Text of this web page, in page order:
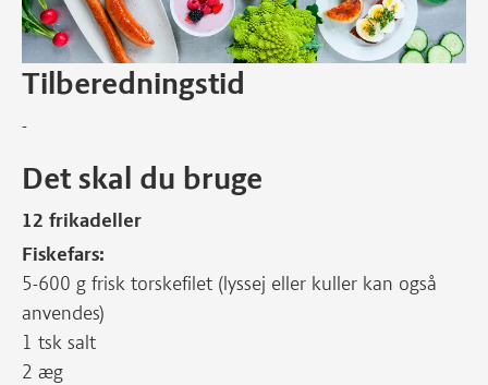
Tilberedningstid
-
Det skal du bruge
12 frikadeller
Fiskefars:
5-600 g frisk torskefilet (lyssej eller kuller kan også
anvendes)
1 tsk salt
2 æg